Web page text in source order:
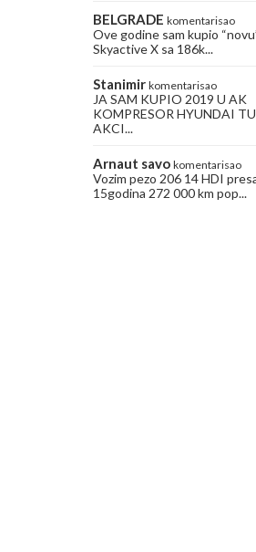
BELGRADE komentarisao
Ove godine sam kupio
Skyactive X sa 186k...
Stanimir komentarisao
JA SAM KUPIO 2019 U AK
KOMPRESOR HYUNDAI
AKCI...
Arnaut savo komentarisao
Vozim pezo 206 14 HDI
15godina 272 000 km pop...